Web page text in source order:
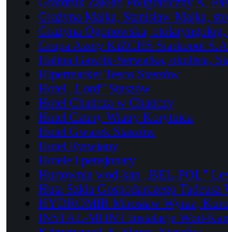
Grażyna Majka, Stanisław Majka,
Grażyna Ogonowska,
Grupa Azoty KiZCHS Siarkopol
Halina Gawlik-Serwatka, okulista,
Hipermarket Tesco Staszów
Hotel „Lord” Staszów
Hotel Chańcza w Chańczy
Hotel Cztery Wiatry Korytnica
Hotel Gwarek Staszów
Hotel Rytwiany
Hotele i pensjonaty
Hurtownia wod-kan „BEL-POL”
Huta Szkła Gospodarczego Tadeusz
HYDROMIR Mirosław Wyraz,
INSTAL-MONT Instalacje Wod-